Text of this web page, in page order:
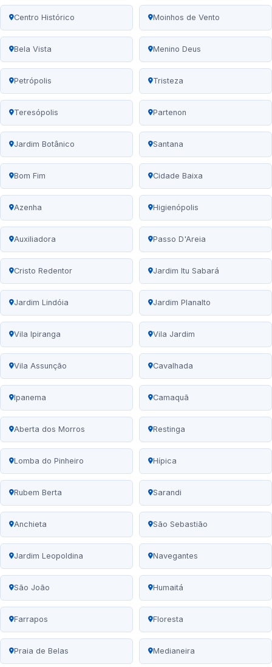
Centro Histórico Moinhos de Vento
Bela Vista Menino Deus
Petrópolis Tristeza
Teresópolis Partenon
Jardim Botânico Santana
Bom Fim Cidade Baixa
Azenha Higienópolis
Auxiliadora Passo D'Areia
Cristo Redentor Jardim Itu Sabará
Jardim Lindóia Jardim Planalto
Vila Ipiranga Vila Jardim
Vila Assunção Cavalhada
Ipanema Camaquã
Aberta dos Morros Restinga
Lomba do Pinheiro Hípica
Rubem Berta Sarandi
Anchieta São Sebastião
Jardim Leopoldina Navegantes
São João Humaitá
Farrapos Floresta
Praia de Belas Medianeira